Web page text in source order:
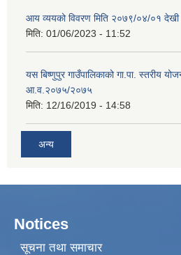
आय व्ययको विवरण मिति २०७९/०४/०१
मिति: 01/06/2023 - 11:52
यस बिष्णुपुर गाउँपालिकाको गा.पा. स्तरीय
आ.व.२०७५/२०७५
मिति: 12/16/2019 - 14:58
अन्य
Notices
सूचना तथा समाचार